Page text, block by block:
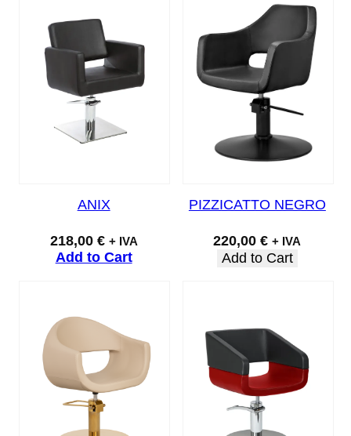
ANIX
218,00 € + IVA
Add to Cart
PIZZICATTO NEGRO
220,00€ + IVA
Add to Cart